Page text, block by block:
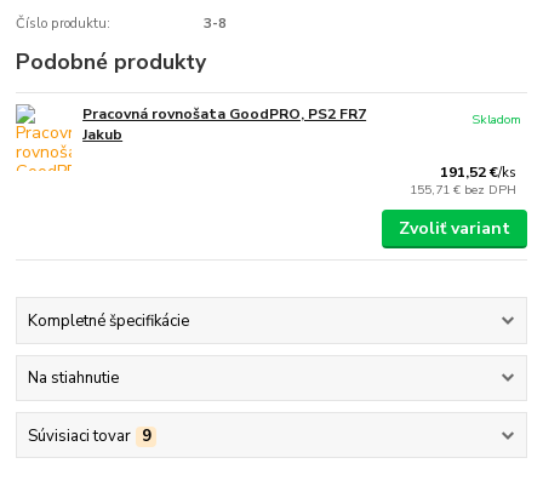
Číslo produktu: 3-8
Podobné produkty
Pracovná rovnošata GoodPRO, PS2 FR7
Jakub
191,52 €/ks
155,71 € bez DPH
Skladom
Zvoliť variant
Kompletné špecifikácie
Na stiahnutie
Súvisiaci tovar 9